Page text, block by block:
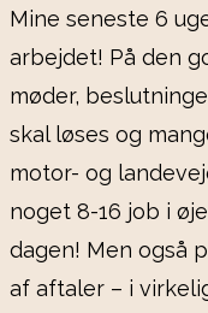
Mine seneste 6
arbejdet! På den
møder,
skal løses og
motor- og
noget 8-16 job i
dagen! Men også
af aftaler – i